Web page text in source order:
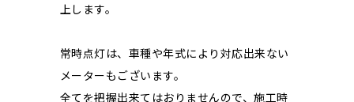
上します。
常時点灯は、車種や年式により対応出来ない
メーターもございます。
全てを把握出来てはおりませんので、施工時